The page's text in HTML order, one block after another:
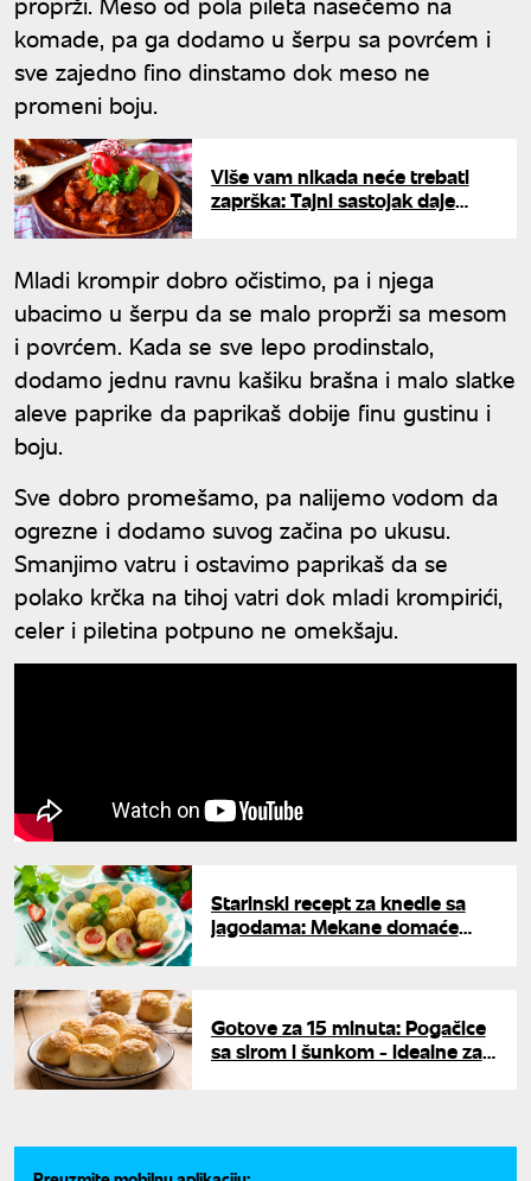
komade, pa ga dodamo u šerpu sa povrćem i
sve zajedno fino dinstamo dok meso ne
promeni boju.
Više vam nikada neće trebati
zaprška: Tajni sastojak daje
Mladi krompir dobro očistimo, pa i njega
ubacimo u šerpu da se malo proprži sa mesom
i povrćem. Kada se sve lepo prodinstalo,
dodamo jednu ravnu kašiku brašna i malo slatke
aleve paprike da paprikaš dobije finu gustinu i
boju.
Sve dobro promešamo, pa nalijemo vodom da
ogrezne i dodamo suvog začina po ukusu.
Smanjimo vatru i ostavimo paprikaš da se
polako krčka na tihoj vatri dok mladi krompirići,
celer i piletina potpuno ne omekšaju.
Starinski recept za knedle sa
jagodama: Mekane domaće
Gotove za 15 minuta: Pogačice
sa sirom i šunkom - idealne za